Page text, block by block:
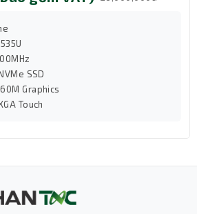
SSD
Graphics
Touch